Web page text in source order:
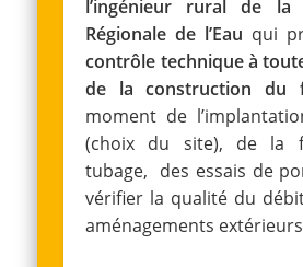
l’ingénieur rural de la
Régionale de l’Eau qui
contrôle technique à
de la construction du
moment de
(choix du site), de la
tubage, des essais de
vérifier la qualité du
aménagements